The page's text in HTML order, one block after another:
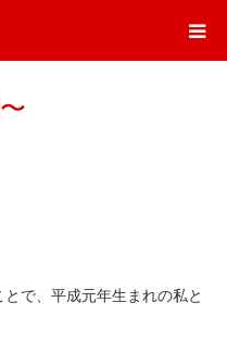
で、平成元年生まれの私と